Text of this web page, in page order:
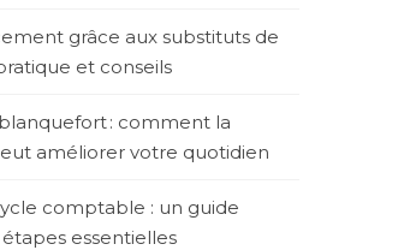
grâce aux substituts de
et conseils
: comment la
améliorer votre quotidien
comptable : un guide
essentielles